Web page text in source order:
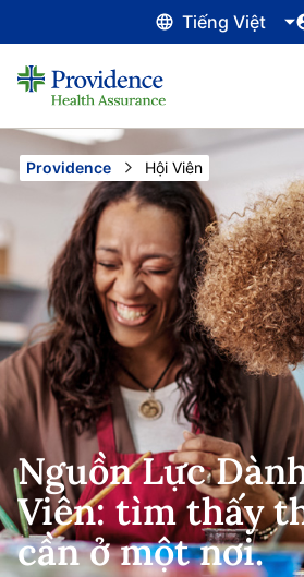
Tiếng Việt
Providence Current:
Hội Viên
Nguồn Lực
Viên: tìm thấy
cần ở một nơi.